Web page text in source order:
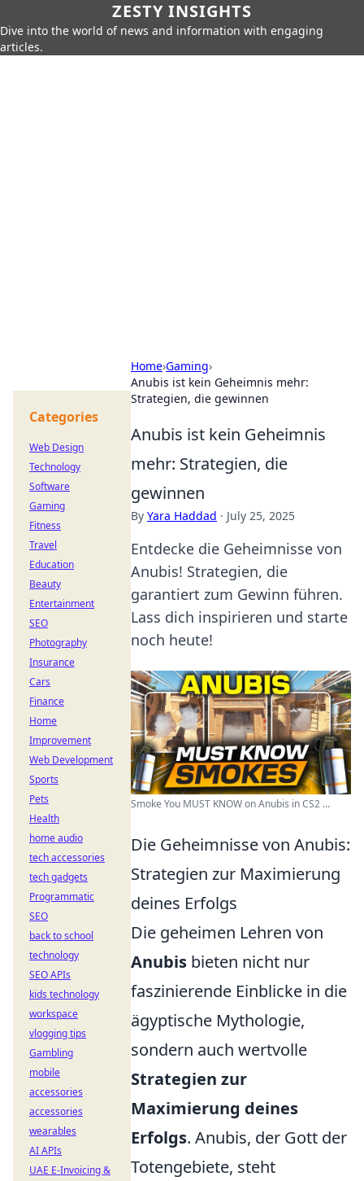
ZESTY INSIGHTS
Dive into the world of news and information with engaging
articles.
Home›Gaming›
Anubis ist kein Geheimnis mehr:
Strategien, die gewinnen
Anubis ist kein Geheimnis
mehr: Strategien, die
gewinnen
By Yara Haddad · July 25, 2025
Entdecke die Geheimnisse von
Anubis! Strategien, die
garantiert zum Gewinn führen.
Lass dich inspirieren und starte
noch heute!
Smoke You MUST KNOW on Anubis in CS2 ...
Die Geheimnisse von Anubis:
Strategien zur Maximierung
deines Erfolgs
Die geheimen Lehren von
Anubis bieten nicht nur
faszinierende Einblicke in die
ägyptische Mythologie,
sondern auch wertvolle
Strategien zur
Maximierung deines
Erfolgs. Anubis, der Gott der
Totengebiete, steht
Categories
Web Design
Technology
Software
Gaming
Fitness
Travel
Education
Beauty
Entertainment
SEO
Photography
Insurance
Cars
Finance
Home
Improvement
Web Development
Sports
Pets
Health
home audio
tech accessories
tech gadgets
Programmatic
SEO
back to school
technology
SEO APIs
kids technology
workspace
vlogging tips
Gambling
mobile
accessories
accessories
wearables
AI APIs
UAE E-Invoicing &